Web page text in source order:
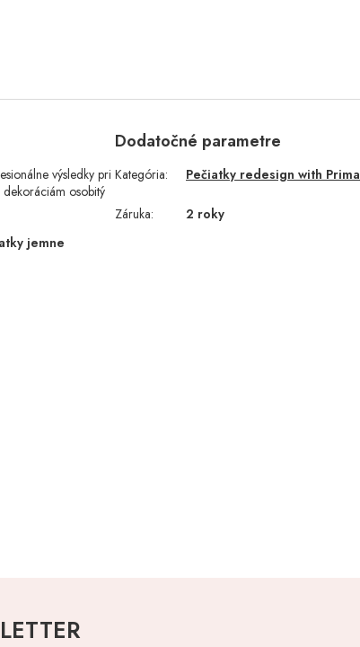
výsledky pri
osobitý
jemne
Dodatočné parametre
Kategória: Pečiatky redesign with Prima
Záruka: 2 roky